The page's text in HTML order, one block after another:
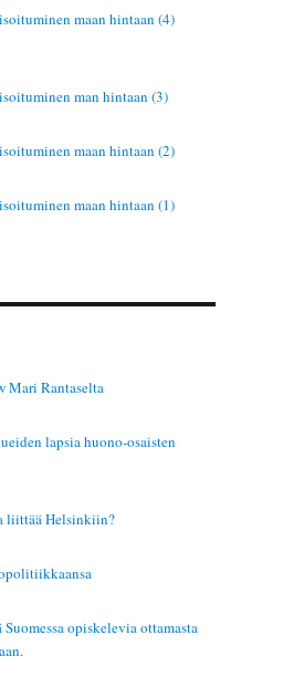
maan hintaan (4)
man hintaan (3)
maan hintaan (2)
maan hintaan (1)
Mari Rantaselta
lapsia huono-osaisten
liittää Helsinkiin?
opiskelevia ottamasta